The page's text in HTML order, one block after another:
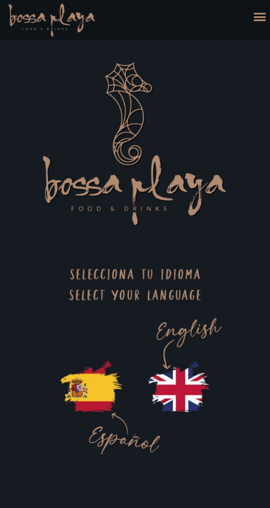
Haz clic aquí
Haz clic aquí